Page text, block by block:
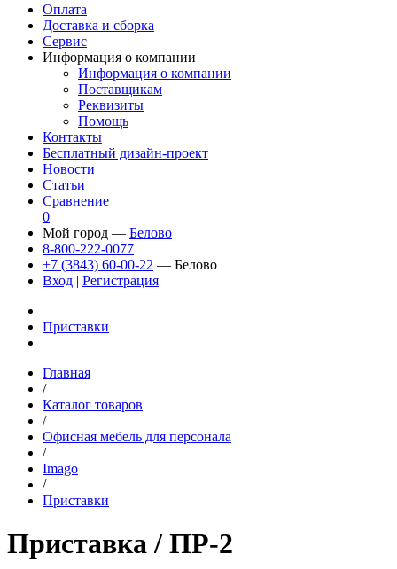
Оплата
Доставка и сборка
Сервис
Информация о компании
Информация о компании
Поставщикам
Реквизиты
Помощь
Контакты
Бесплатный дизайн-проект
Новости
Статьи
Сравнение
0
Мой город — Белово
8-800-222-0077
+7 (3843) 60-00-22 — Белово
Вход | Регистрация
Приставки
Главная
/
Каталог товаров
/
Офисная мебель для персонала
/
Imago
/
Приставки
Приставка / ПР-2